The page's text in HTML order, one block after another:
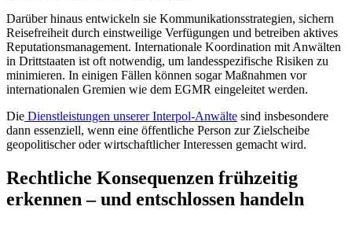
Darüber hinaus entwickeln sie Kommunikationsstrategien, sichern
Reisefreiheit durch einstweilige Verfügungen und betreiben aktives
Reputationsmanagement. Internationale Koordination mit Anwälten
in Drittstaaten ist oft notwendig, um landesspezifische Risiken zu
minimieren. In einigen Fällen können sogar Maßnahmen vor
internationalen Gremien wie dem EGMR eingeleitet werden.
Die Dienstleistungen unserer Interpol-Anwälte sind insbesondere
dann essenziell, wenn eine öffentliche Person zur Zielscheibe
geopolitischer oder wirtschaftlicher Interessen gemacht wird.
Rechtliche Konsequenzen frühzeitig
erkennen – und entschlossen handeln